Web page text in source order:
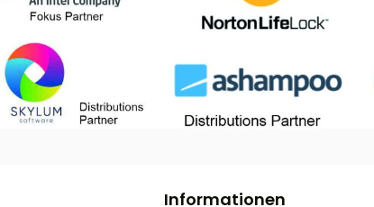
Informationen